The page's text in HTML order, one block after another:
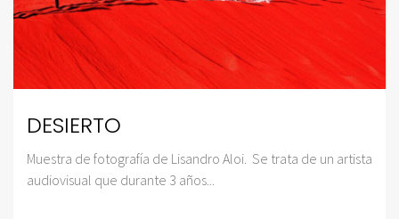
DESIERTO
Muestra de fotografía de Lisandro Aloi. Se trata de un artista
audiovisual que durante 3 años...